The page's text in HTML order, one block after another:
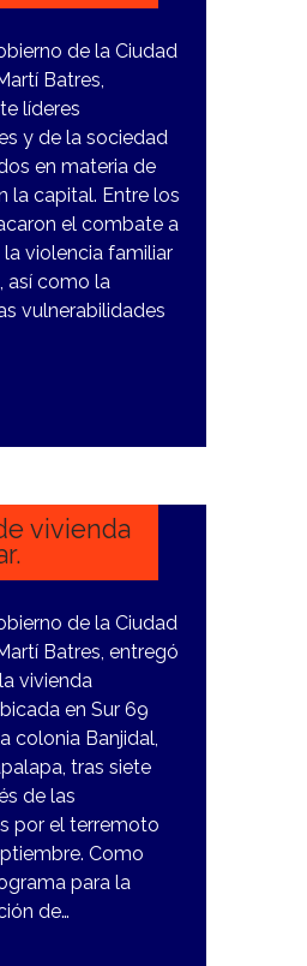
de la Ciudad
Batres,
líderes
y de la sociedad
en materia de
la capital. Entre los
el combate a
la violencia familiar
así como la
vulnerabilidades
vivienda
de la Ciudad
Batres, entregó
vivienda
en Sur 69
colonia Banjidal,
tras siete
de las
por el terremoto
Como
para la
de…